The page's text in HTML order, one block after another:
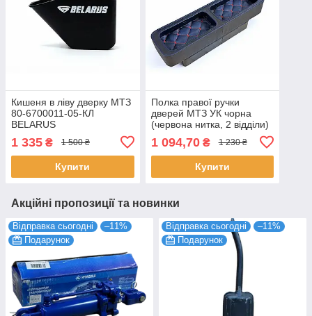
Кишеня в ліву дверку МТЗ
80-6700011-05-КЛ
BELARUS
1 335 ₴ 1 500 ₴
Купити
Полка правої ручки
дверей МТЗ УК чорна
(червона нитка, 2 відділи)
1 094,70₴ 1 230 ₴
Купити
Акційні пропозиції та новинки
Відправка сьогодні
–11%
Подарунок
Відправка сьогодні
–11%
Подарунок